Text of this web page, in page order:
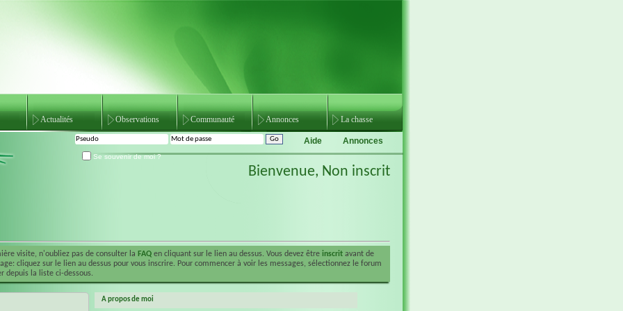
Actualités Observations Communauté Annonces La chasse
Annonces
Aide
Se souvenir de moi ?
Bienvenue, Non inscrit
visite, n'oubliez pas de consulter la FAQ en cliquant sur le lien au dessus. Vous devez être inscrit avant de
cliquez sur le lien au dessus pour vous inscrire. Pour commencer à voir les messages, sélectionnez le forum
depuis la liste ci-dessous.
A propos de moi